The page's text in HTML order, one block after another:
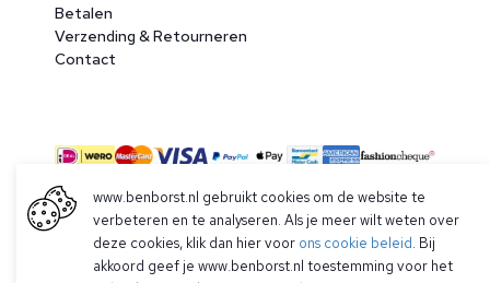
Betalen
Verzending & Retourneren
Contact
© 2026 Ben Borst
|Algemene voorwaarden|Privacy Policy
www.benborst.nl gebruikt cookies om de website te
verbeteren en te analyseren. Als je meer wilt weten over
deze cookies, klik dan hier voor ons cookie beleid. Bij
akkoord geef je www.benborst.nl toestemming voor het